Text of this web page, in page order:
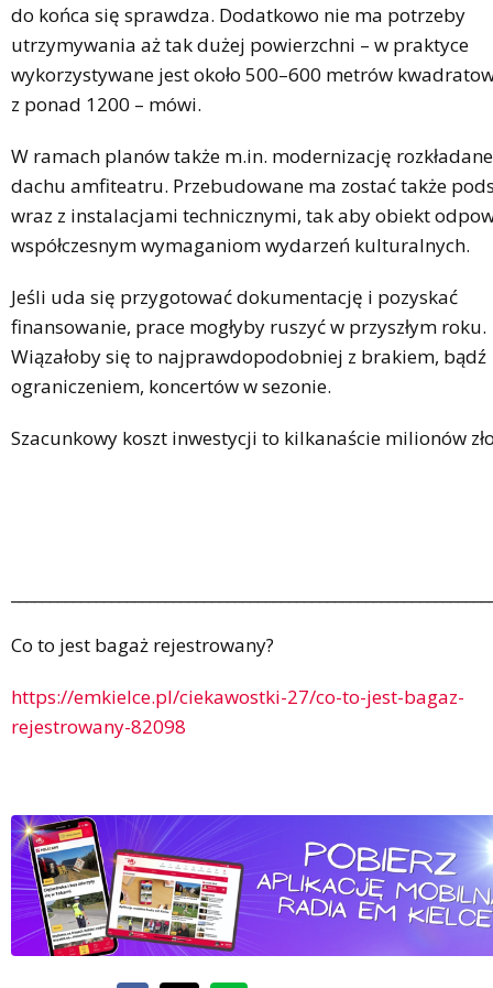
do końca się sprawdza. Dodatkowo nie ma potrzeby
utrzymywania aż tak dużej powierzchni – w praktyce
wykorzystywane jest około 500–600 metrów
z ponad 1200 – mówi.
W ramach planów także m.in. modernizację
dachu amfiteatru. Przebudowane ma zostać także
wraz z instalacjami technicznymi, tak aby obiekt
współczesnym wymaganiom wydarzeń kulturalnych.
Jeśli uda się przygotować dokumentację i pozyskać
finansowanie, prace mogłyby ruszyć w przyszłym roku.
Wiązałoby się to najprawdopodobniej z brakiem, bądź
ograniczeniem, koncertów w sezonie.
Szacunkowy koszt inwestycji to kilkanaście milionów
Co to jest bagaż rejestrowany?
https://emkielce.pl/ciekawostki-27/co-to-jest-bagaz-
rejestrowany-82098